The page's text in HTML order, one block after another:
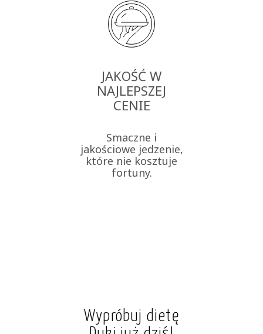
JAKOŚĆ W
NAJLEPSZEJ
CENIE
Smaczne i
jakościowe jedzenie,
które nie kosztuje
fortuny.
Wypróbuj dietę